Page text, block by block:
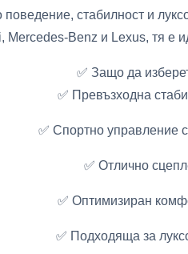
поведение, стабилност и
Mercedes-Benz и Lexus, тя
✅ Защо да
✅ Превъзходна
✅ Спортно управление
✅ Отлично
✅ Оптимизиран
✅ Подходяща за